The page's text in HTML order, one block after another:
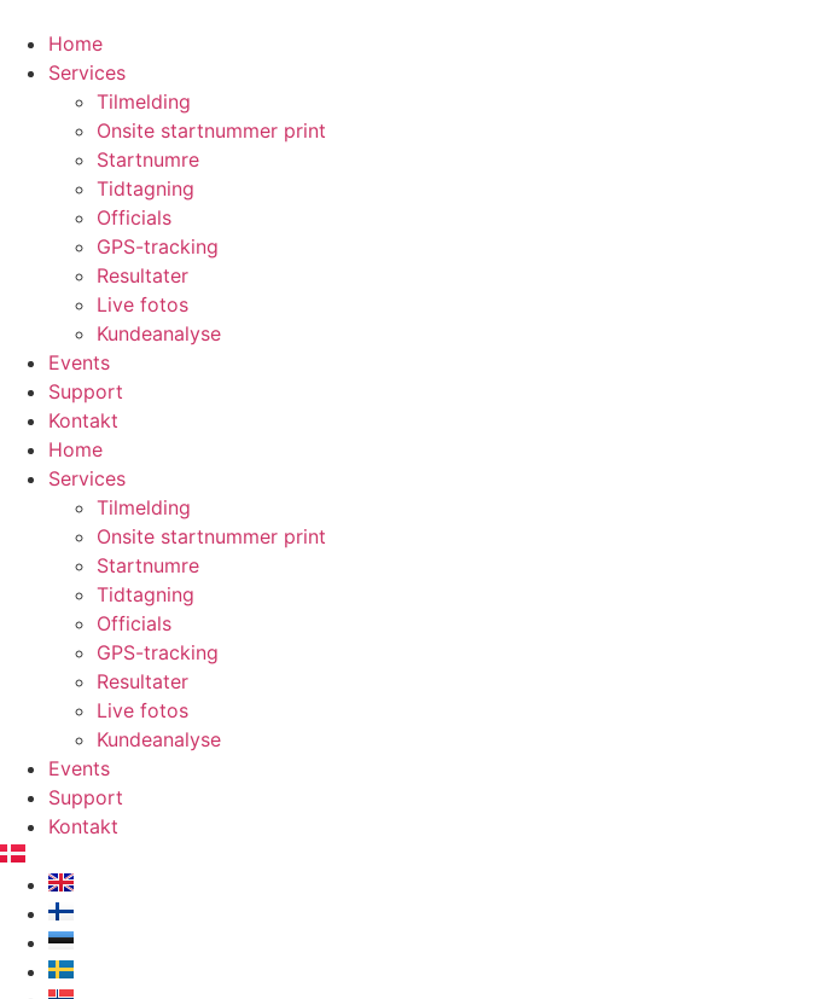
indhold
Home
Services
Tilmelding
Onsite startnummer print
Startnumre
Tidtagning
Officials
GPS-tracking
Resultater
Live fotos
Kundeanalyse
Events
Support
Kontakt
Home
Services
Tilmelding
Onsite startnummer print
Startnumre
Tidtagning
Officials
GPS-tracking
Resultater
Live fotos
Kundeanalyse
Events
Support
Kontakt